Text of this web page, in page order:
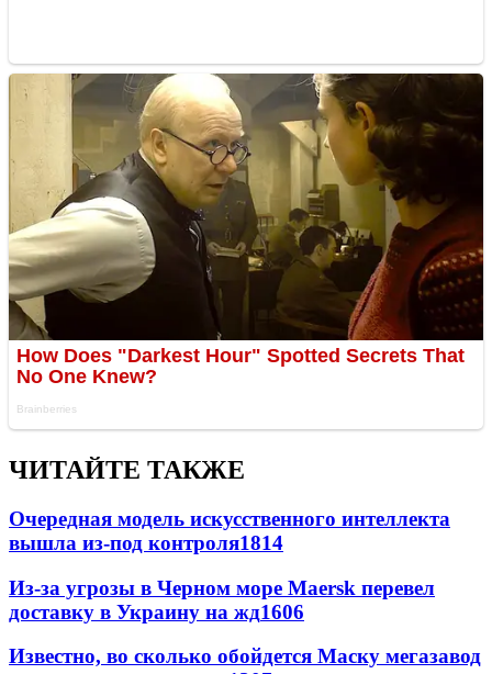
ЧИТАЙТЕ ТАКЖЕ
Очередная модель искусственного интеллекта
вышла из-под контроля1814
Из-за угрозы в Черном море Maersk перевел
доставку в Украину на жд1606
Известно, во сколько обойдется Маску мегазавод